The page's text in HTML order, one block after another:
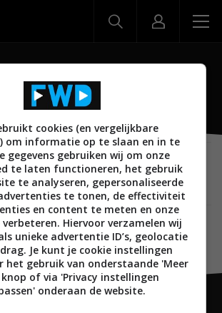
Pixel Buds 2
15 OKTOBER 2019
by Google: Google presenteert Pixel Buds
cookies (en vergelijkbare
om informatie op te slaan en in te
gegevens gebruiken wij om onze
te laten functioneren, het gebruik
te analyseren, gepersonaliseerde
te tonen, de effectiviteit
en content te meten en onze
Hiervoor verzamelen wij
unieke advertentie ID’s, geolocatie
Je kunt je cookie instellingen
het gebruik van onderstaande 'Meer
of via 'Privacy instellingen
onderaan de website.